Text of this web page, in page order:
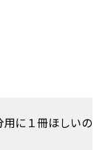
に１冊ほしいの